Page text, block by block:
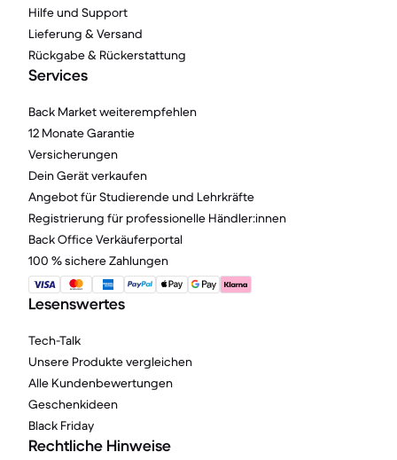
Hilfe und Support
Lieferung & Versand
Rückgabe & Rückerstattung
Services
Back Market weiterempfehlen
12 Monate Garantie
Versicherungen
Dein Gerät verkaufen
Angebot für Studierende und Lehrkräfte
Registrierung für professionelle Händler:innen
Back Office Verkäuferportal
100 % sichere Zahlungen
Lesenswertes
Tech-Talk
Unsere Produkte vergleichen
Alle Kundenbewertungen
Geschenkideen
Black Friday
Rechtliche Hinweise